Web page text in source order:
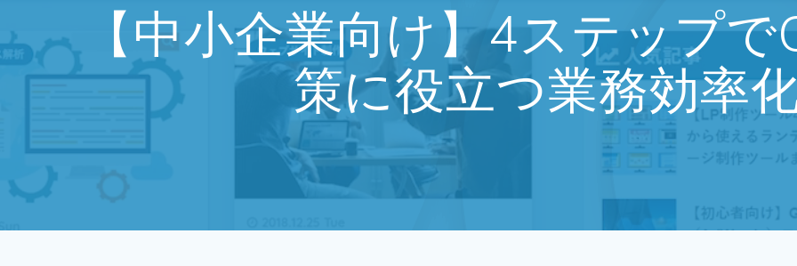
【中小企業向け】4ステップ
策に役立つ業務効率